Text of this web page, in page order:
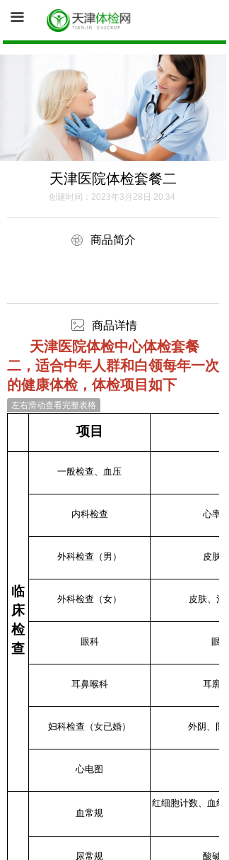
끀
首页
询底价（医院体检中心为您报价）
促销体检卡
体检资讯
健康证体检
天津医院体检套餐二
商品简介
创建时间： 2023年3月28日 20:34
商品详情
天津医院体检中心体检套餐
二，适合中年人群和白领每年一次
的健康体检，体检项目如下
左右滑动查看完整表格
项目
临
床
检
查
一般检查、血压
内科检查 心率
外科检查（男） 皮肤
外科检查（女） 皮肤、浅
眼科 眼
耳鼻喉科 耳廓
妇科检查（女已婚） 外阴、
心电图
血常规
红细胞计数、血红
尿常规 酸碱
ꁵ
ꂈ